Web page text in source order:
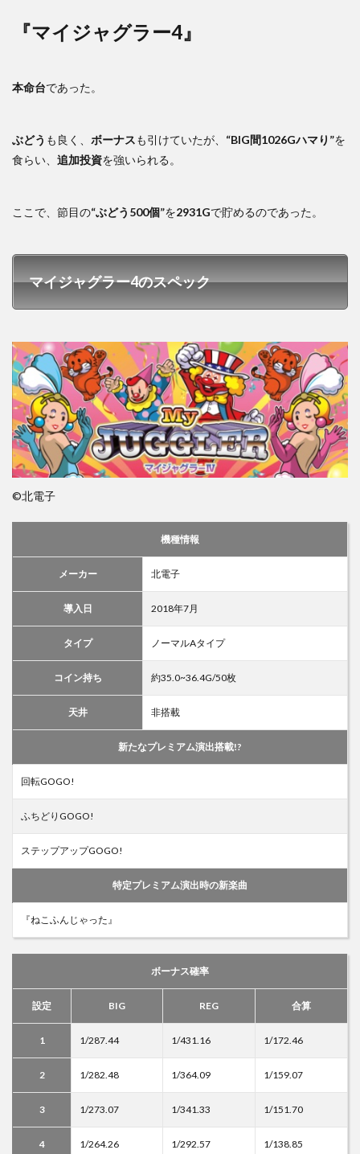
『マイジャグラー4』
本命台であった。
ぶどう も良く、 ボーナスも引けていたが、 “BIG間1026Gハマり”を
食らい、 追加投資を強いられる。
ここで、節目の“ぶどう500個”を2931Gで貯めるのであった。
マイジャグラー4のスペック
©北電子
機種情報
メーカー 北電子
導入日 2018年7月
タイプ ノーマルAタイプ
コイン持ち 約35.0~36.4G/50枚
天井 非搭載
新たなプレミアム演出搭載!?
回転GOGO!
ふちどりGOGO!
ステップアップGOGO!
特定プレミアム演出時の新楽曲
『ねこふんじゃった』
ボーナス確率
設定 BIG REG 合算
1 1/287.44 1/431.16 1/172.46
2 1/282.48 1/364.09 1/159.07
3 1/273.07 1/341.33 1/151.70
4 1/264.26 1/292.57 1/138.85